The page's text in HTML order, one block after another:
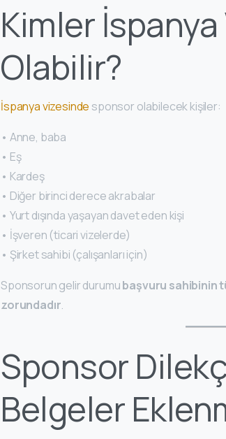
Kimler
Olabilir?
İspanya vizesinde sponsor olabilecek kişiler:
• Anne, baba
• Eş
• Kardeş
• Diğer birinci derece akrabalar
• Yurt dışında yaşayan davet eden kişi
• İşveren (ticari vizelerde)
• Şirket sahibi (çalışanları için)
Sponsorun gelir durumubaşvuru sahibinin
zorundadır.
Sponsor
Belgeler